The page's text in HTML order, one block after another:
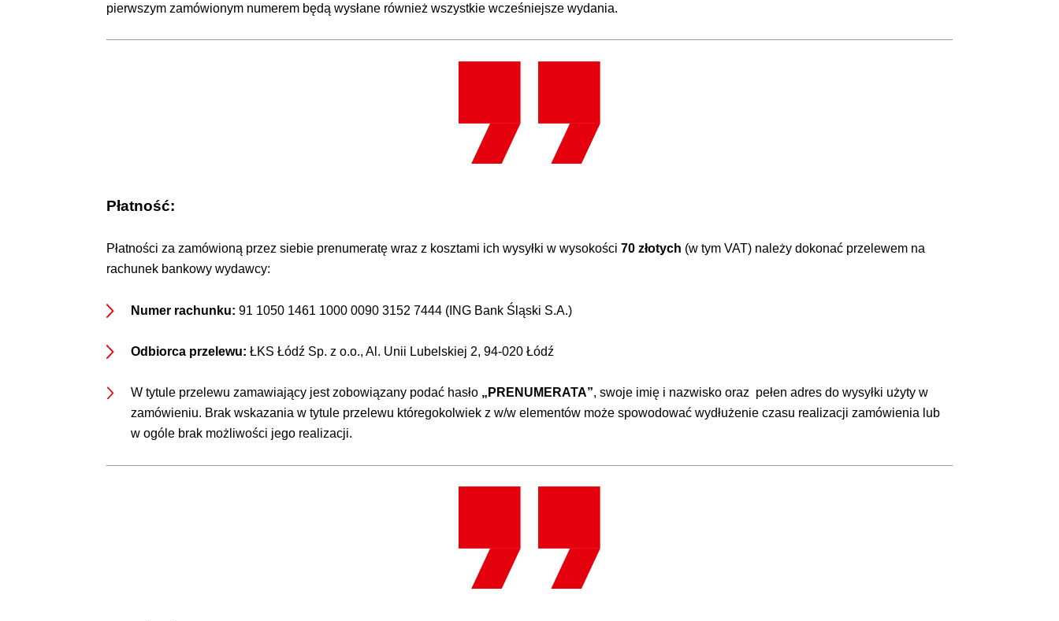
pierwszym zamówionym numerem będą wysłane również wszystkie wcześniejsze wydania.
Płatność:
Płatności za zamówioną przez siebie prenumeratę wraz z kosztami ich wysyłki w wysokości70 złotych (w tym VAT) należy dokonać przelewem na
rachunek bankowy wydawcy:
Numer rachunku: 91 1050 1461 1000 0090 3152 7444 (ING Bank Śląski S.A.)
Odbiorca przelewu: ŁKS Łódź Sp. z o.o., Al. Unii Lubelskiej 2, 94-020 Łódź
W tytule przelewu zamawiający jest zobowiązany podać hasło „PRENUMERATA”, swoje imię i nazwisko oraz pełen adres do wysyłki użyty w
zamówieniu. Brak wskazania w tytule przelewu któregokolwiek z w/w elementów może spowodować wydłużenie czasu realizacji zamówienia lub
w ogóle brak możliwości jego realizacji.